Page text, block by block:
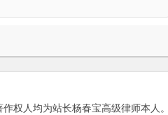
权人均为站长杨春宝高级律师本人。